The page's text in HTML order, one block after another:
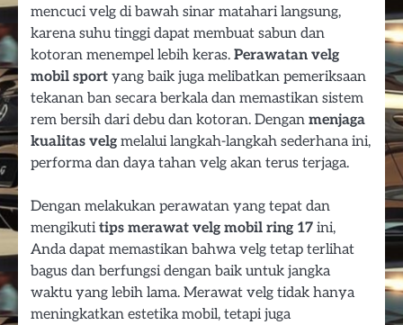
mencuci velg di bawah sinar matahari langsung,
karena suhu tinggi dapat membuat sabun dan
kotoran menempel lebih keras. Perawatan velg
mobil sport yang baik juga melibatkan pemeriksaan
tekanan ban secara berkala dan memastikan sistem
rem bersih dari debu dan kotoran. Dengan menjaga
kualitas velg melalui langkah-langkah sederhana ini,
performa dan daya tahan velg akan terus terjaga.
Dengan melakukan perawatan yang tepat dan
mengikutitips merawat velg mobil ring 17 ini,
Anda dapat memastikan bahwa velg tetap terlihat
bagus dan berfungsi dengan baik untuk jangka
waktu yang lebih lama. Merawat velg tidak hanya
meningkatkan estetika mobil, tetapi juga